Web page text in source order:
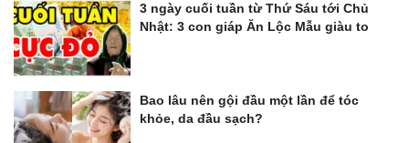
3 ngày cuối tuần từ Thứ Sáu tới Chủ
Nhật: 3 con giáp Ăn Lộc Mẫu giàu to
Bao lâu nên gội đầu một lần để tóc
khỏe, da đầu sạch?